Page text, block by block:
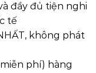
đầy đủ tiện nghi
tế
không phát
phí) hàng